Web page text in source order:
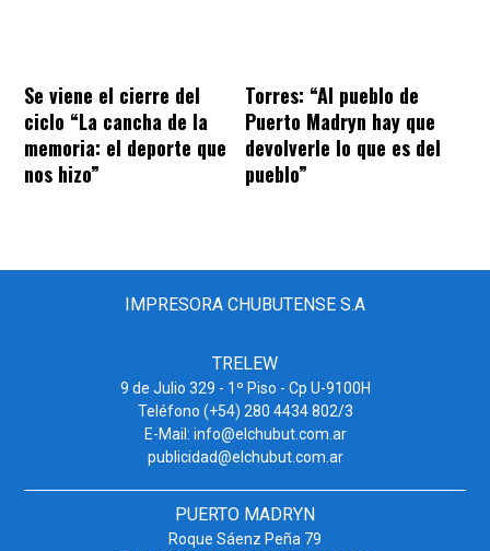
Se viene el cierre del
ciclo “La cancha de la
memoria: el deporte que
nos hizo”
Torres: “Al pueblo de
Puerto Madryn hay que
devolverle lo que es del
pueblo”
IMPRESORA CHUBUTENSE S.A
TRELEW
9 de Julio 329 - 1º Piso - Cp U-9100H
Teléfono (+54) 280 4434 802/3
E-Mail: info@elchubut.com.ar
publicidad@elchubut.com.ar
PUERTO MADRYN
Roque Sáenz Peña 79